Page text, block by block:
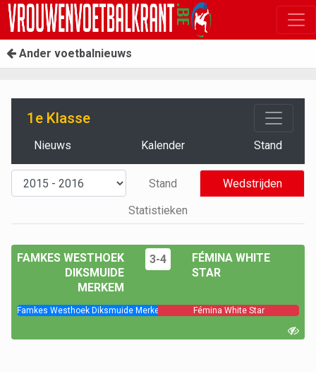
Ander voetbalnieuws
1e Klasse
Nieuws Kalender Stand
Stand
Wedstrijden
Statistieken
FAMKES WESTHOEK
DIKSMUIDE
MERKEM
3-4
FÉMINA WHITE
STAR
Famkes Westhoek Diksmuide Merkem Fémina White Star